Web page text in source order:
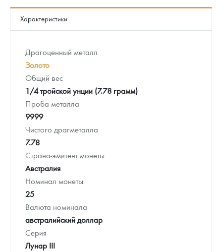
Характеристики
Драгоценный металл
Золото
Общий вес
1/4 тройской унции (7.78 грамм)
Проба металла
9999
Чистого драгметалла
7.78
Страна-эмитент монеты
Австралия
Номинал монеты
25
Валюта номинала
австралийский доллар
Серия
Лунар III